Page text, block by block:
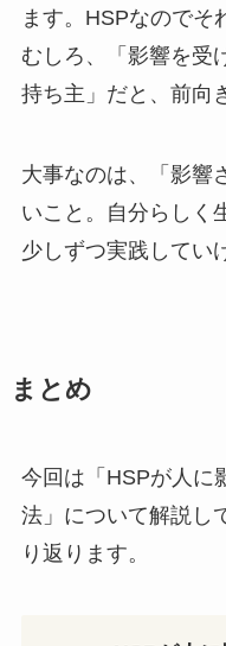
ます。HSPなのでそ
むしろ、「影響を受
持ち主」だと、前向
大事なのは、「影響
いこと。自分らしく
少しずつ実践してい
まとめ
今回は「HSPが人に
法」について解説し
り返ります。